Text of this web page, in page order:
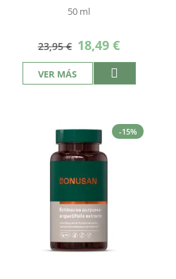
50 ml
23,95 € Precio
especial
18,49 €
VER MÁS
-15%